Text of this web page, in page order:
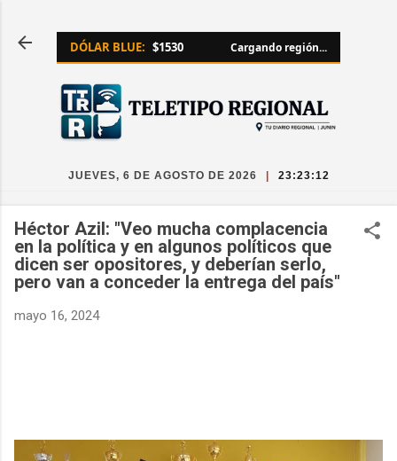
DÓLAR BLUE: $1530 Cargando región...
JUEVES, 6 DE AGOSTO DE 2026 23:23:13
Héctor Azil: "Veo mucha complacencia
en la política y en algunos políticos que
dicen ser opositores, y deberían serlo,
pero van a conceder la entrega del país"
mayo 16, 2024